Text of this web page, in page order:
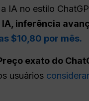
IA no estilo
inferência
$10,80 por mês.
exato do
usuários